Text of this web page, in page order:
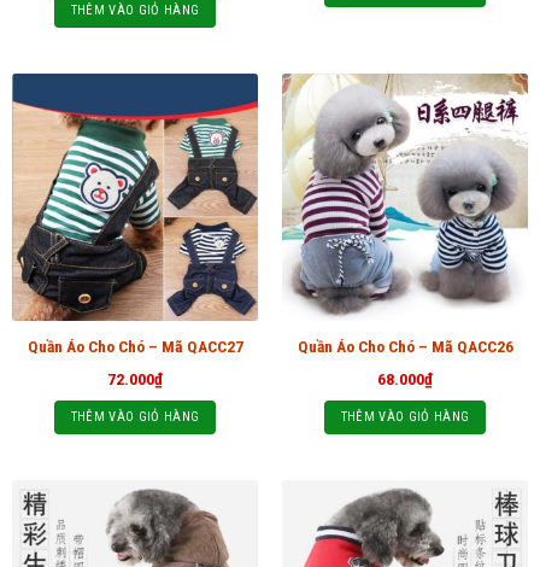
THÊM VÀO GIỎ HÀNG
Quần Áo Cho Chó – Mã QACC27
72.000₫
THÊM VÀO GIỎ HÀNG
Quần Áo Cho Chó – Mã QACC26
68.000₫
THÊM VÀO GIỎ HÀNG